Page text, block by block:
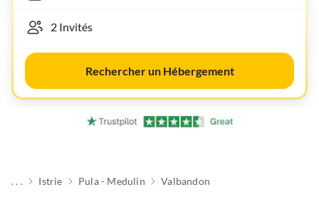
Rechercher un Hébergement
. . . Istrie Pula - Medulin Valbandon